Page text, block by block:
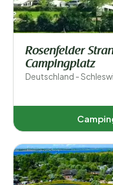
Rosenfelder
Campingplatz
Deutschland -